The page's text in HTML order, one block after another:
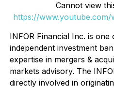
Cannot view
https://www.youtube.com/
INFOR Financial Inc. is one
independent investment
expertise in mergers &
markets advisory. The
directly involved in